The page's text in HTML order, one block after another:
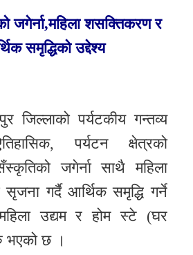
जगेर्ना,महिला शसक्तिकरण र
समृद्धिको उद्देश्य
जिल्लाको पर्यटकीय गन्तव्य
पर्यटन क्षेत्रको
जगेर्ना साथै महिला
सृजना गर्दै आर्थिक समृद्धि गर्ने
उद्यम र होम स्टे (घर
भएको छ ।